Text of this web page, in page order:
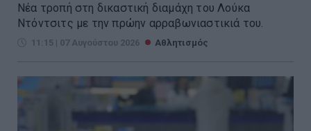
Νέα τροπή στη δικαστική διαμάχη του Λούκα
Ντόντσιτς με την πρώην αρραβωνιαστικιά του.
11:15 | 07 Αυγούστου 2026 Αθλητισμός